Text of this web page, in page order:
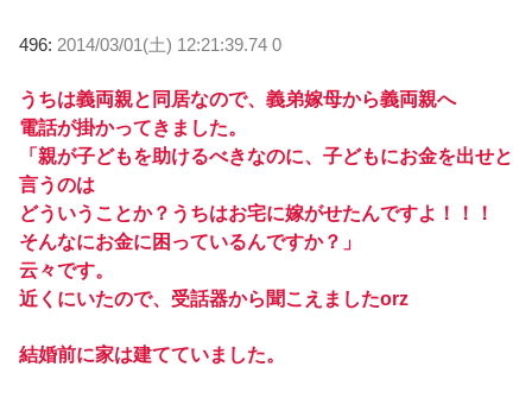
496: 2014/03/01(土) 12:21:39.74 0
うちは義両親と同居なので、義弟嫁母から義両親へ
電話が掛かってきました。
「親が子どもを助けるべきなのに、子どもにお金を出せと
言うのは
どういうことか？うちはお宅に嫁がせたんですよ！！！
そんなにお金に困っているんですか？」
云々です。
近くにいたので、受話器から聞こえましたorz
結婚前に家は建てていました。